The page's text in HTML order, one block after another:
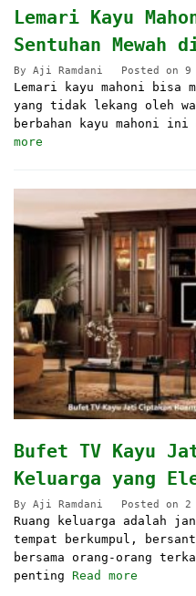
Lemari Kayu
Sentuhan Mewah
By Aji Ramdani Posted on 9
Lemari kayu mahoni
yang tidak lekang oleh
berbahan kayu mahoni ini
more
Bufet TV Kayu
Keluarga yang
By Aji Ramdani Posted on 2
Ruang keluarga adalah
tempat berkumpul,
bersama orang-orang
penting Read more